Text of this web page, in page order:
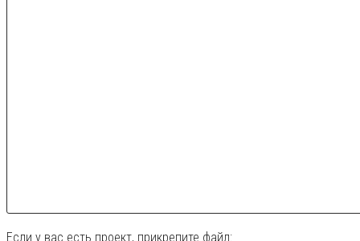
Если у вас есть проект, прикрепите файл: